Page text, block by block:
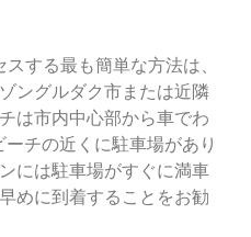
する最も簡単な方法は、
ングルダク市または近隣
は市内中心部から車でわ
チの近くに駐車場があり
には駐車場がすぐに満車
めに到着することをお勧